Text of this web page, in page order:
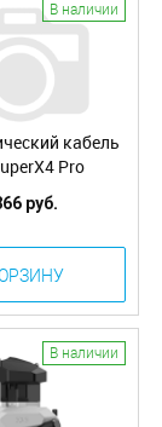
В наличии
кабель
Pro
Cable (USB
P100 01-027-
руб.
В наличии